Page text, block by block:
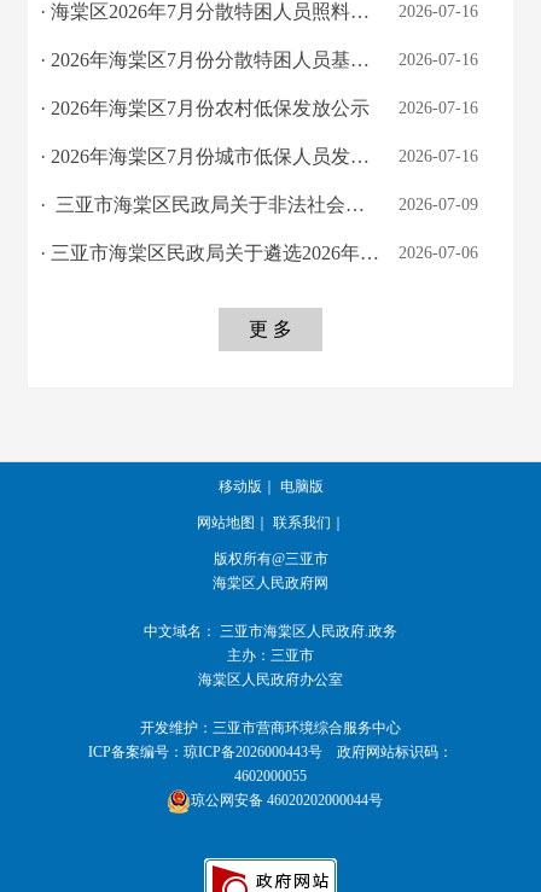
· 海棠区2026年7月分散特困人员照料护理补贴发放公示 2026-07-16
· 2026年海棠区7月份分散特困人员基本生活费发放公示 2026-07-16
· 2026年海棠区7月份农村低保发放公示 2026-07-16
· 2026年海棠区7月份城市低保人员发放公示 2026-07-16
· 三亚市海棠区民政局关于非法社会组织及“山寨社团”投诉举报事项的公告 2026-07-09
· 三亚市海棠区民政局关于遴选2026年海棠区文尖、沙姜园公墓绿化工程项目造价咨询服... 2026-07-06
更 多
移动版 电脑版
网站地图 联系我们
版权所有@三亚市
海棠区人民政府网
中文域名： 三亚市海棠区人民政府.政务
主办：三亚市
海棠区人民政府办公室
开发维护：三亚市营商环境综合服务中心
ICP备案编号： 琼ICP备2026000443号
政府网站标识码：
4602000055
琼公网安备 46020202000044号